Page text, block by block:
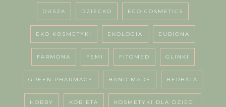
DUSZA DZIECKO ECO COSMETICS
EKO KOSMETYKI EKOLOGIA EUBIONA
FARMONA FEMI FITOMED GLINKI
GREEN PHARMACY HAND MADE HERBATA
HOBBY KOBIETA KOSMETYKI DLA DZIECI